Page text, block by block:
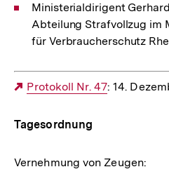
Ministerialdirigent
Abteilung Strafvollzug im
für Verbraucherschutz
Externer
Protokoll Nr. 47: 14.
Tagesordnung
Vernehmung von Zeugen: